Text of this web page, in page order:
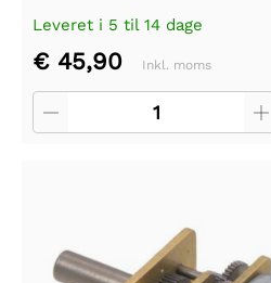
Leveret i 5 til 14 dage
€ 45,90 Inkl. moms